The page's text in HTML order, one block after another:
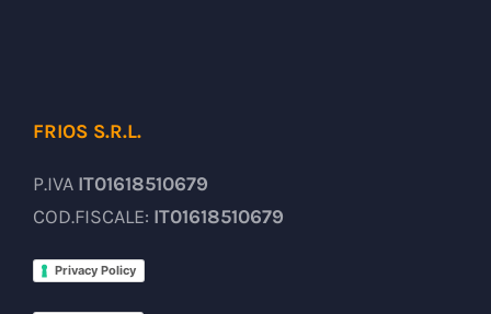
FRIOS S.R.L.
P.IVA IT01618510679
COD.FISCALE: IT01618510679
Privacy Policy